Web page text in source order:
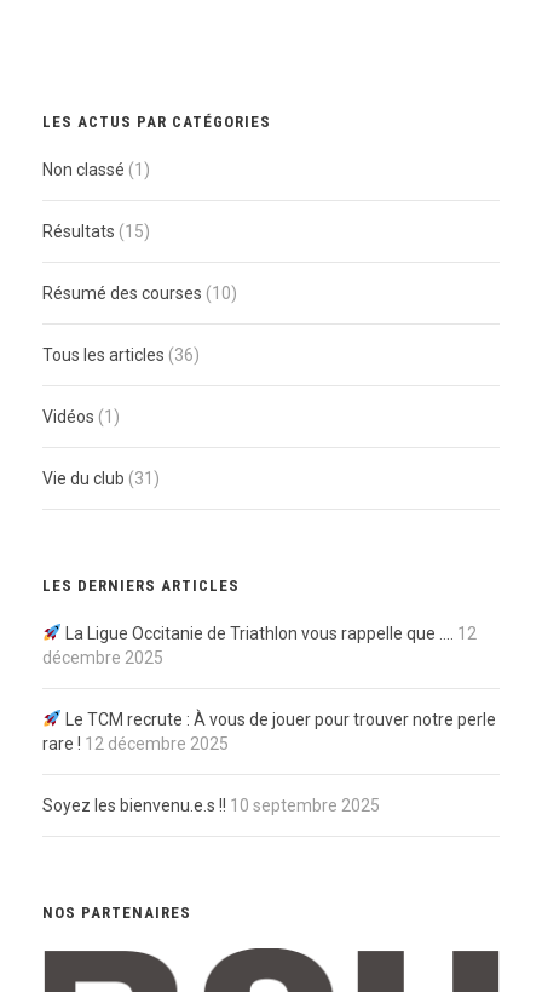
LES ACTUS PAR CATÉGORIES
Non classé (1)
Résultats (15)
Résumé des courses (10)
Tous les articles (36)
Vidéos (1)
Vie du club (31)
LES DERNIERS ARTICLES
La Ligue Occitanie de Triathlon vous rappelle que ….
12
décembre 2025
Le TCM recrute : À vous de jouer pour trouver notre perle
rare ! 12 décembre 2025
Soyez les bienvenu.e.s !! 10 septembre 2025
NOS PARTENAIRES